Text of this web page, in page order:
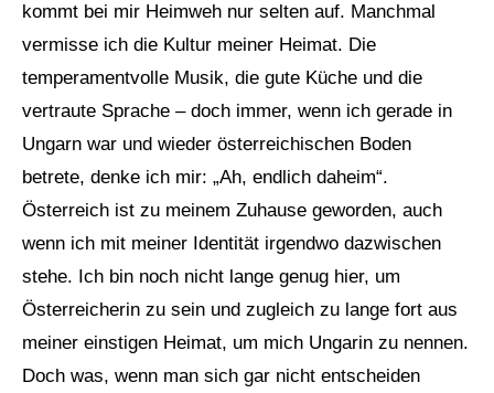
kommt bei mir Heimweh nur selten auf. Manchmal
vermisse ich die Kultur meiner Heimat. Die
temperamentvolle Musik, die gute Küche und die
vertraute Sprache – doch immer, wenn ich gerade in
Ungarn war und wieder österreichischen Boden
betrete, denke ich mir: „Ah, endlich daheim“.
Österreich ist zu meinem Zuhause geworden, auch
wenn ich mit meiner Identität irgendwo dazwischen
stehe. Ich bin noch nicht lange genug hier, um
Österreicherin zu sein und zugleich zu lange fort aus
meiner einstigen Heimat, um mich Ungarin zu nennen.
Doch was, wenn man sich gar nicht entscheiden